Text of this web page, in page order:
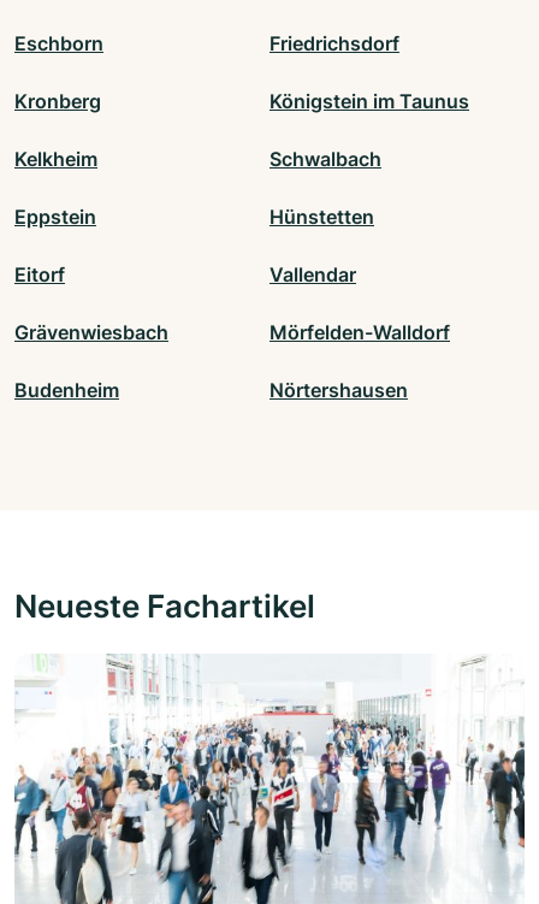
Eschborn Friedrichsdorf
Kronberg Königstein im Taunus
Kelkheim Schwalbach
Eppstein Hünstetten
Eitorf Vallendar
Grävenwiesbach Mörfelden-Walldorf
Budenheim Nörtershausen
Neueste Fachartikel